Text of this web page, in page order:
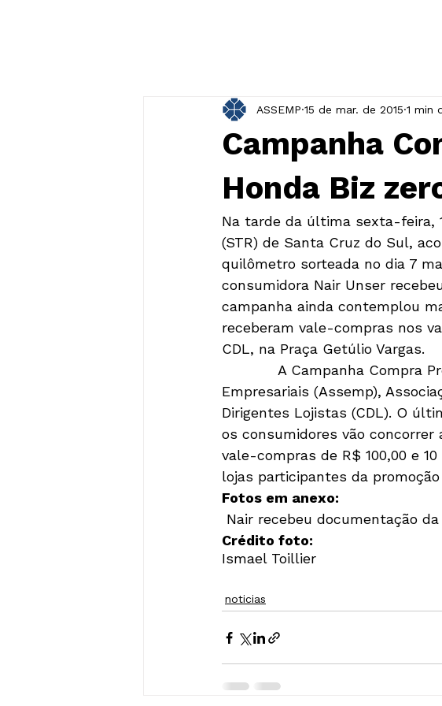
Campanha
Honda Biz
ASSEMP 15 de mar. de 2015 1 min
Na tarde da última sexta-feira,
(STR) de Santa Cruz do Sul,
quilômetro sorteada no dia 7
consumidora Nair Unser
campanha ainda contemplou
receberam vale-compras nos
CDL, na Praça Getúlio Vargas.
A Campanha Compra
Empresariais (Assemp),
Dirigentes Lojistas (CDL). O
os consumidores vão
vale-compras de R$ 100,00 e
lojas participantes da
Fotos em anexo:
Nair recebeu documentação
Crédito foto:
Ismael Toillier
noticias